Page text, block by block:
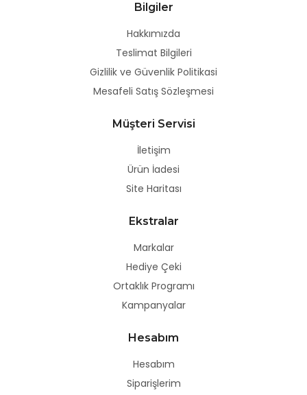
Bilgiler
Hakkımızda
Teslimat Bilgileri
Gizlilik ve Güvenlik Politikasi
Mesafeli Satış Sözleşmesi
Müşteri Servisi
İletişim
Ürün İadesi
Site Haritası
Ekstralar
Markalar
Hediye Çeki
Ortaklık Programı
Kampanyalar
Hesabım
Hesabım
Siparişlerim